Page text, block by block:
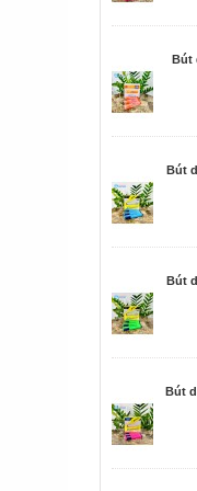
Bút
Bút
Bút
Bút